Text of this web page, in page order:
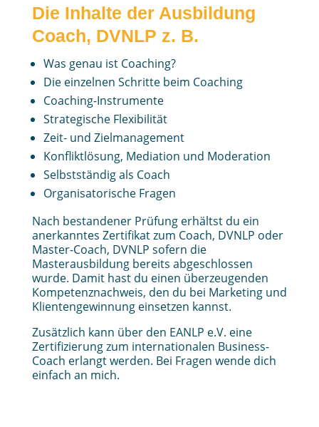
Die Inhalte der Ausbildung
Coach, DVNLP z. B.
Was genau ist Coaching?
Die einzelnen Schritte beim Coaching
Coaching-Instrumente
Strategische Flexibilität
Zeit- und Zielmanagement
Konfliktlösung, Mediation und Moderation
Selbstständig als Coach
Organisatorische Fragen
Nach bestandener Prüfung erhältst du ein
anerkanntes Zertifikat zum Coach, DVNLP oder
Master-Coach, DVNLP sofern die
Masterausbildung bereits abgeschlossen
wurde. Damit hast du einen überzeugenden
Kompetenznachweis, den du bei Marketing und
Klientengewinnung einsetzen kannst.
Zusätzlich kann über den EANLP e.V. eine
Zertifizierung zum internationalen Business-
Coach erlangt werden. Bei Fragen wende dich
einfach an mich.